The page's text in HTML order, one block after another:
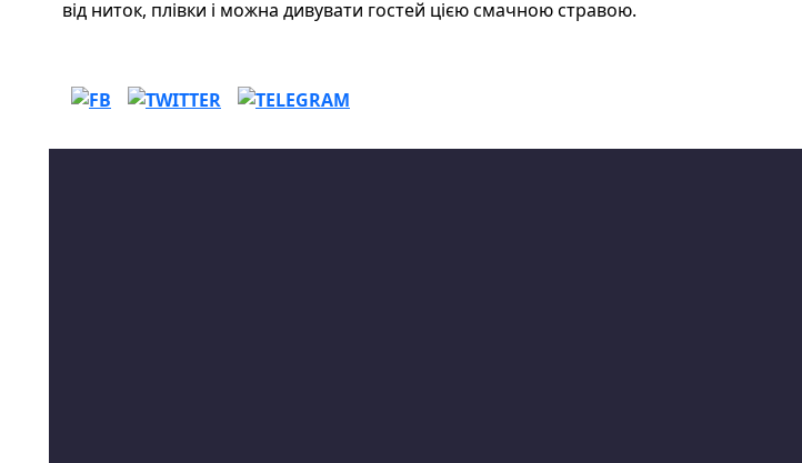
від ниток, плівки і можна дивувати гостей цією смачною стравою.